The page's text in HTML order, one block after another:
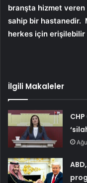
branşta hizmet
sahip bir hastanedir.
herkes için erişilebilir
İlgili Makaleler